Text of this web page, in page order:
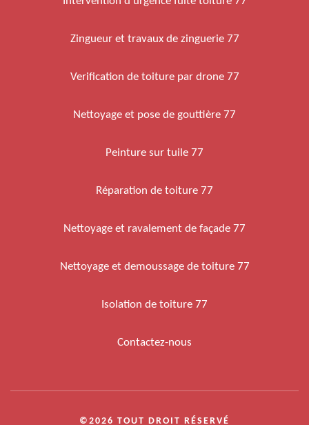
Zingueur et travaux de zinguerie 77
Verification de toiture par drone 77
Nettoyage et pose de gouttière 77
Peinture sur tuile 77
Réparation de toiture 77
Nettoyage et ravalement de façade 77
Nettoyage et demoussage de toiture 77
Isolation de toiture 77
Contactez-nous
©2026 TOUT DROIT RÉSERVÉ